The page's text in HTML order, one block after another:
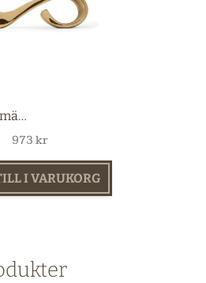
476 Ytterdörrstrycke mässing
973 kr
I VARUKORG